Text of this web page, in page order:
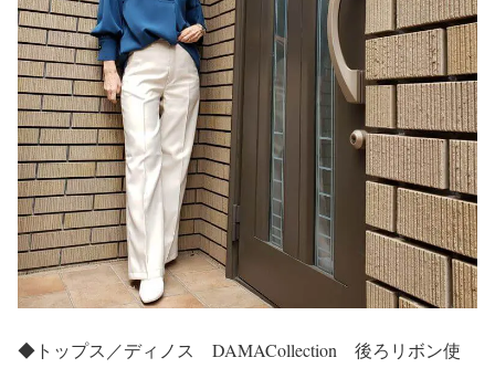
◆トップス／ディノス DAMACollection 後ろリボン使